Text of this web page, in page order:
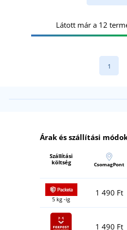
Látott már a 12
1
Árak és szállítási
Szállítási
költség
CsomagPont
5 kg -ig
1 490 Ft
1 490 Ft